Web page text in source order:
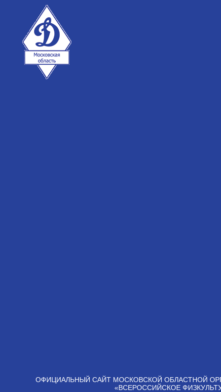
ОФИЦИАЛЬНЫЙ САЙТ МОСКОВСКОЙ ОБЛАСТНОЙ
«ВСЕРОССИЙСКОЕ